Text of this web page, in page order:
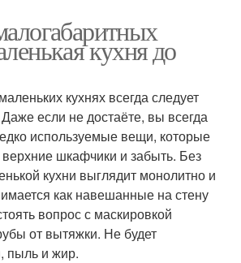
кухня до
кухнях всегда следует
если не достаёте, вы всегда
используемые вещи, которые
шкафчики и забыть. Без
кухни выглядит монолитно и
как навешанные на стену
вопрос с маскировкой
от вытяжки. Не будет
пыль и жир.